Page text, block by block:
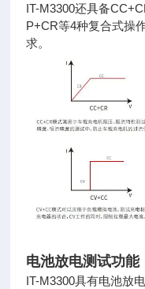
IT-M3300还具备
P+CR等4种复合式操
求。
电池放电测试功能
IT-M3300具有电池放